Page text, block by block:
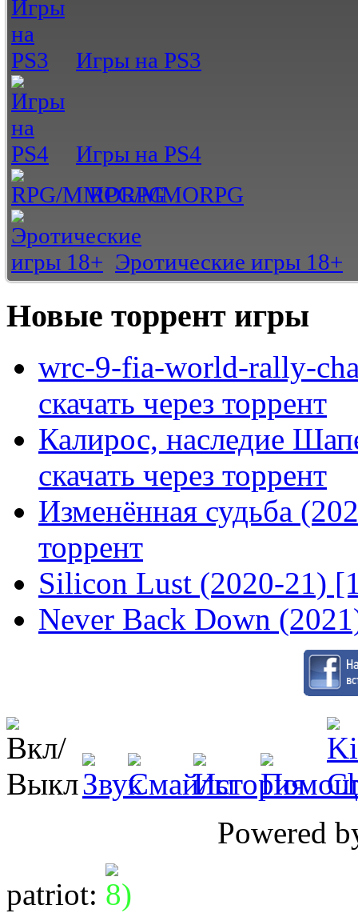
Игры на PS3
Игры на PS4
RPG/MMORPG
Эротические игры 18+
Новые торрент игры
wrc-9-fia-world-rally-
скачать через торрент
Калирос, наследие
скачать через торрент
Изменённая судьба
торрент
Silicon Lust (2020-21)
Never Back Down
Powered
patriot: